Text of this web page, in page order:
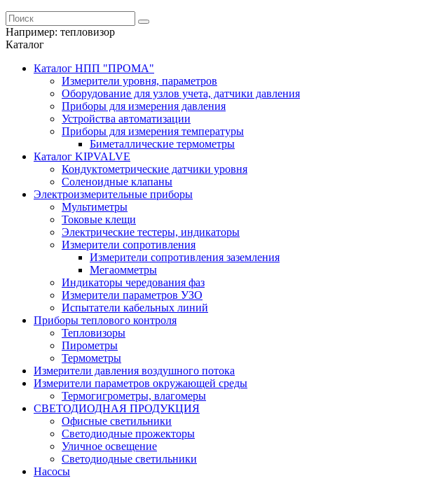
Например: тепловизор
Каталог
Каталог НПП "ПРОМА"
Измерители уровня, параметров
Оборудование для узлов учета, датчики давления
Приборы для измерения давления
Устройства автоматизации
Приборы для измерения температуры
Биметаллические термометры
Каталог KIPVALVE
Кондуктометрические датчики уровня
Соленоидные клапаны
Электроизмерительные приборы
Мультиметры
Токовые клещи
Электрические тестеры, индикаторы
Измерители сопротивления
Измерители сопротивления заземления
Мегаомметры
Индикаторы чередования фаз
Измерители параметров УЗО
Испытатели кабельных линий
Приборы теплового контроля
Тепловизоры
Пирометры
Термометры
Измерители давления воздушного потока
Измерители параметров окружающей среды
Термогигрометры, влагомеры
СВЕТОДИОДНАЯ ПРОДУКЦИЯ
Офисные светильники
Светодиодные прожекторы
Уличное освещение
Светодиодные светильники
Насосы